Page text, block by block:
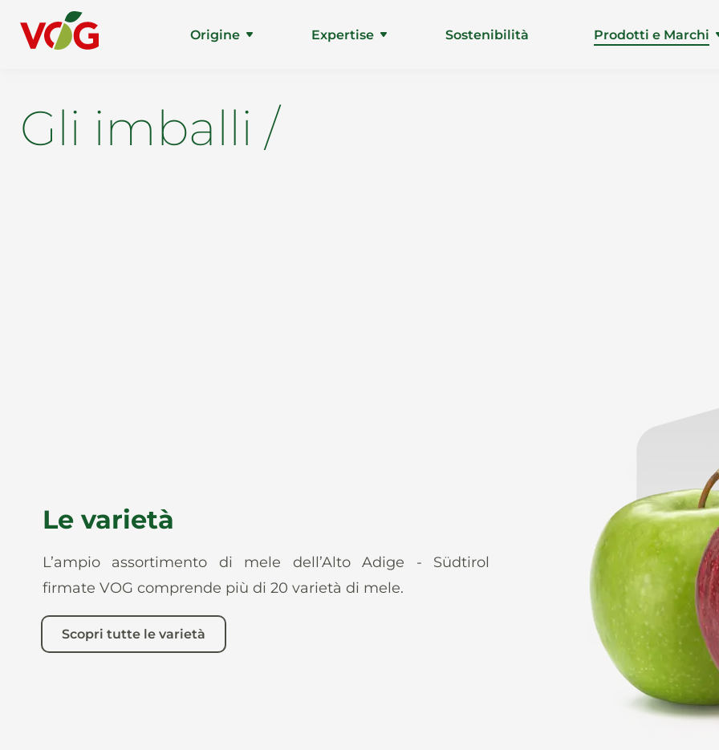
Origine Expertise Sostenibilità Prodotti e Marchi
Gli imballi /
Le varietà
L’ampio assortimento di mele dell’Alto Adige - Südtirol
firmate VOG comprende più di 20 varietà di mele.
Scopri tutte le varietà